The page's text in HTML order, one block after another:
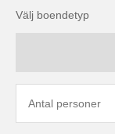
Välj boendetyp